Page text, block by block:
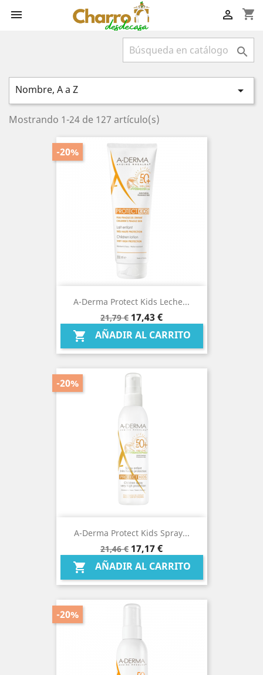
 shopping_cart


Nombre, A a Z 
Mostrando 1-24 de 127 artículo(s)
A-Derma Protect Kids Leche...
Precio
base
21,79 €
-20%
Precio
17,43 €
 AÑADIR AL CARRITO
A-Derma Protect Kids Spray...
Precio
base
21,46 €
-20%
Precio
17,17 €
 AÑADIR AL CARRITO
-20%